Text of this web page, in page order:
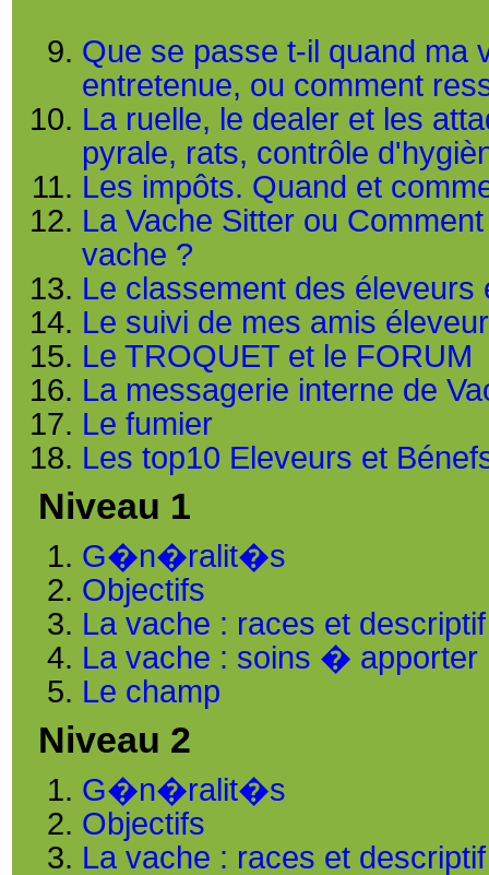
Que se passe t-il quand ma
entretenue, ou comment
La ruelle, le dealer et les
pyrale, rats, contrôle
Les impôts. Quand et
La Vache Sitter ou
vache ?
Le classement des éleveurs
Le suivi de mes amis
Le TROQUET et le FORUM
La messagerie interne de
Le fumier
Les top10 Eleveurs et
Niveau 1
G�n�ralit�s
Objectifs
La vache : races et descriptif
La vache : soins � apporter
Le champ
Niveau 2
G�n�ralit�s
Objectifs
La vache : races et descriptif